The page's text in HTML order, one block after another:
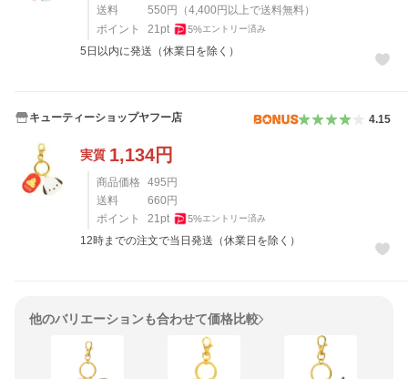
送料
550 円 （4,400 円以上で送料無料）
ポイント
21pt 5%エントリー済み
5日以内に発送（休業日を除く）
キューティーショップヤフー店 4.15
実質 1,134円
商品価格 495 円
送料
660 円
ポイント
21pt 5%エントリー済み
12時までの注文で当日発送（休業日を除く）
他のバリエーションも合わせて価格比較